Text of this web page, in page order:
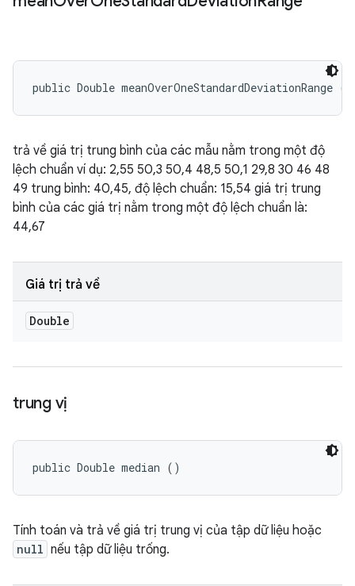
public Double meanOverOneStandardDeviationRange ()
trả về giá trị trung bình của các mẫu nằm trong một độ
lệch chuẩn ví dụ: 2,55 50,3 50,4 48,5 50,1 29,8 30 46 48
49 trung bình: 40,45, độ lệch chuẩn: 15,54 giá trị trung
bình của các giá trị nằm trong một độ lệch chuẩn là:
44,67
Giá trị trả về
Double
trung vị
public Double median ()
Tính toán và trả về giá trị trung vị của tập dữ liệu hoặc
null nếu tập dữ liệu trống.